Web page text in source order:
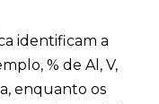
identificam a
% de Al, V,
enquanto os